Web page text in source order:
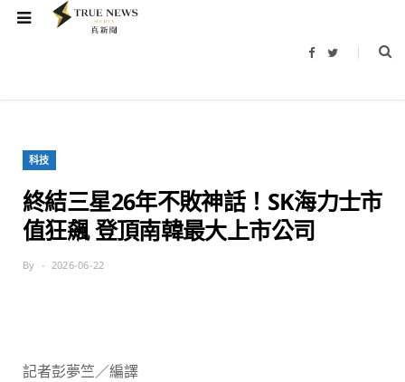
F
b
T
t
科技
終結三星26年不敗神話！SK海力士市
值狂飆 登頂南韓最大上市公司
By 2026-06-22
記者彭夢竺／編譯